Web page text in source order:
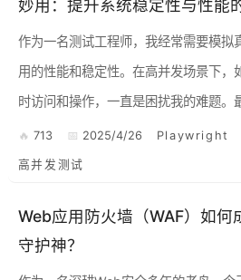
妙用：提升系统稳定性与性能
作为一名测试工程师，我经常需要模拟
用的性能和稳定性。在高并发场景下，
时访问和操作，一直是困扰我的难题
right 的 Browser Contexts 功能，...
713 2025/4/26 Playwright
高并发测试
Web应用防火墙（WAF）如何
守护神？